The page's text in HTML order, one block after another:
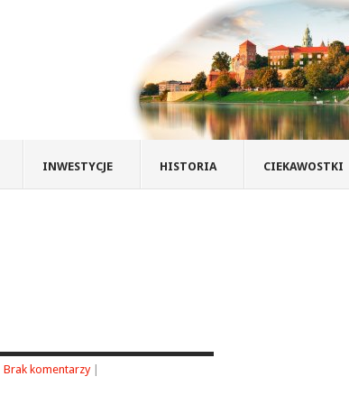
INWESTYCJE HISTORIA CIEKAWOSTKI
Brak komentarzy